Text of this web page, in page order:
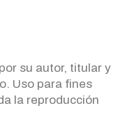
su autor, titular y
Uso para fines
la reproducción